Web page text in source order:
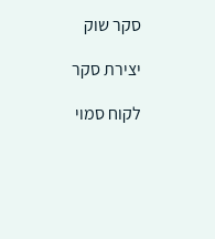
סקר שוק
יצירת סקר
לקוח סמוי